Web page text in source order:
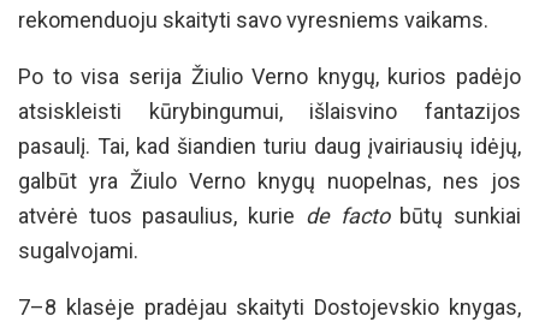
rekomenduoju skaityti savo vyresniems vaikams.
Po to visa serija Žiulio Verno knygų, kurios padėjo
atsiskleisti kūrybingumui, išlaisvino fantazijos
pasaulį. Tai, kad šiandien turiu daug įvairiausių idėjų,
galbūt yra Žiulo Verno knygų nuopelnas, nes jos
atvėrė tuos pasaulius, kurie de factobūtų sunkiai
sugalvojami.
7–8 klasėje pradėjau skaityti Dostojevskio knygas,